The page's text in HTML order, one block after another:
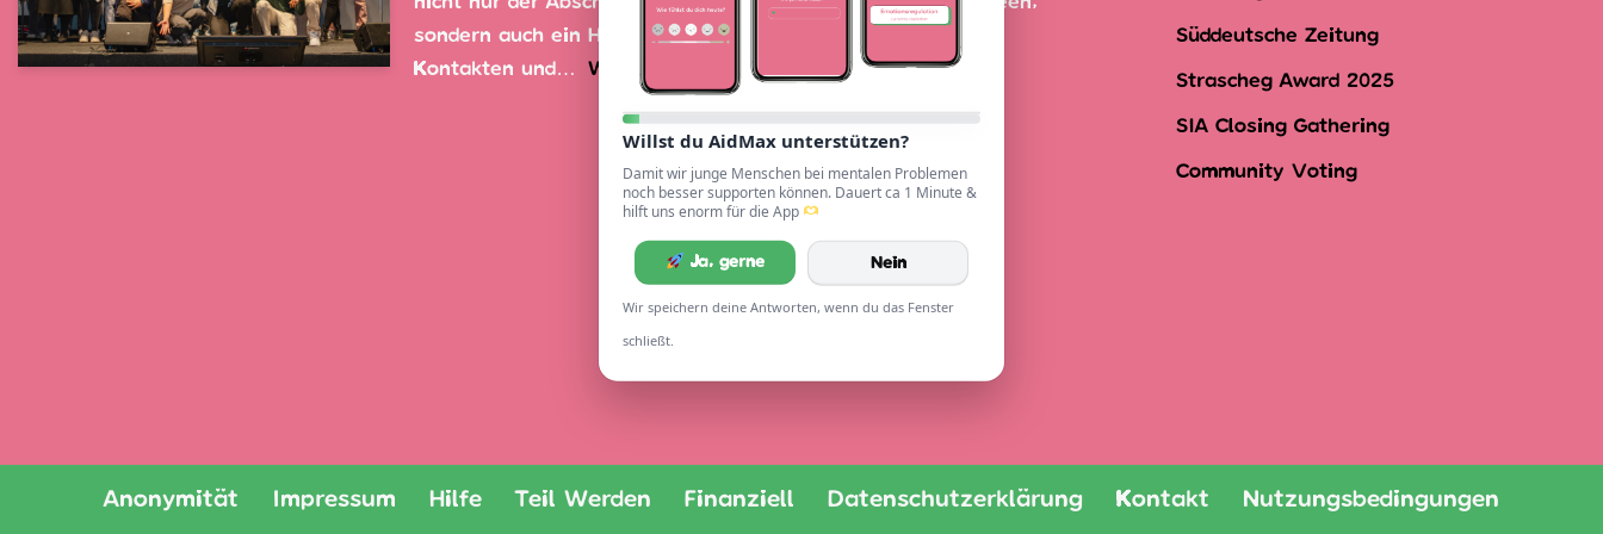
sondern auch ein Höhepunkt, der uns mit Motivation, neuen
Kontakten und… Weiterlesen »
Süddeutsche Zeitung
Strascheg Award 2025
SIA Closing Gathering
Community Voting
Anonymität Impressum Hilfe Teil Werden Finanziell Datenschutzerklärung Kontakt Nutzungsbedingungen
Willst du AidMax unterstützen?
Damit wir junge Menschen bei mentalen Problemen
noch besser supporten können. Dauert ca 1 Minute &
hilft uns enorm für die App
Ja, gerne Nein
Wir speichern deine Antworten, wenn du das Fenster
schließt.